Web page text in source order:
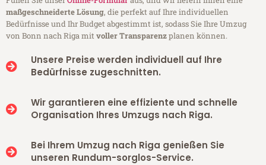
maßgeschneiderte Lösung, die perfekt auf Ihre individuellen
Bedürfnisse und Ihr Budget abgestimmt ist, sodass Sie Ihre Umzug
von Bonn nach Riga mitvoller Transparenzplanen können.
Unsere Preise werden individuell auf Ihre
Bedürfnisse zugeschnitten.
Wir garantieren eine effiziente und schnelle
Organisation Ihres Umzugs nach Riga.
Bei Ihrem Umzug nach Riga genießen Sie
unseren Rundum-sorglos-Service.